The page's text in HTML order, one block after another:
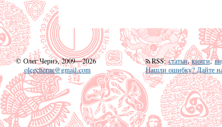
© Олег Чернэ, 2009—2026
olegcherne@gmail.com
RSS:статьи,книги,
Нашли ошибку? Дайте